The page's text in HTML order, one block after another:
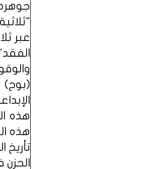
عبر
(بوح)
هذه
هذه
تأريخ